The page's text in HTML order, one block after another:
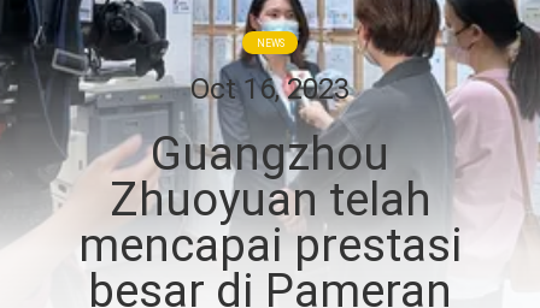
TENTANG
KAMI
TUR
PABRIK
KONTROL
NEWS
Oct 16, 2023
Guangzhou
Zhuoyuan telah
mencapai prestasi
besar di Pameran